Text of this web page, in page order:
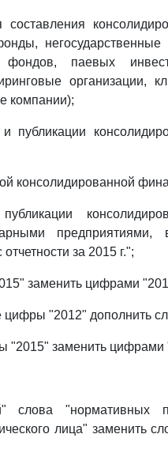
паевых
организации,
компании);
публикации
консолидированной
за 2015 г.";
заменить цифрами
"2012" дополнить
"2015" заменить цифрами
слова "нормативных
лица" заменить